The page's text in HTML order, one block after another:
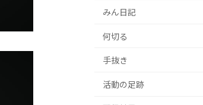
みん日記
何切る
手抜き
活動の足跡